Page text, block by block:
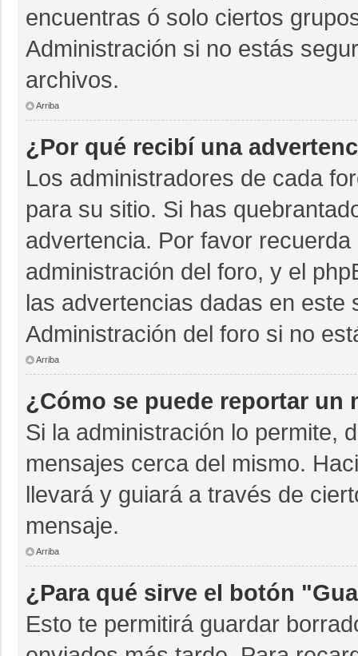
encuentras ó solo ciertos
Administración si no estás
archivos.
Arriba
¿Por qué recibí una
Los administradores de cada
para su sitio. Si has
advertencia. Por favor
administración del foro, y el
las advertencias dadas en este
Administración del foro si no
Arriba
¿Cómo se puede reportar un
Si la administración lo permite,
mensajes cerca del mismo.
llevará y guiará a través de
mensaje.
Arriba
¿Para qué sirve el botón
Esto te permitirá guardar